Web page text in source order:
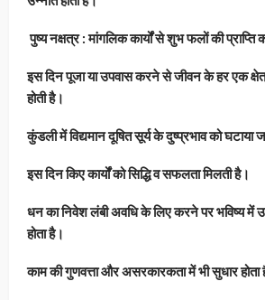
पुष्य नक्षत्र : मांगलिक कार्यों से शुभ फलों की प्राप्ति
इस दिन पूजा या उपवास करने से जीवन के हर एक
होती है।
कुंडली में विद्यमान दूषित सूर्य के दुष्प्रभाव को घटाया
इस दिन किए कार्यों को सिद्धि व सफलता मिलती है।
धन का निवेश लंबी अवधि के लिए करने पर भविष्य में
होता है।
काम की गुणवत्ता और असरकारकता में भी सुधार होता